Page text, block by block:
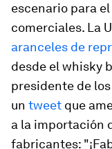
escenario para
comerciales. La
aranceles de
desde el whisky
presidente de
un tweet que
a la importación
fabricantes: